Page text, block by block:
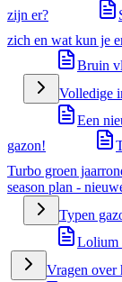
zijn er?
zich en wat kun je
Bruin
Volledige
Een
gazon!
Turbo groen
season plan -
Typen
Lolium
Vragen over